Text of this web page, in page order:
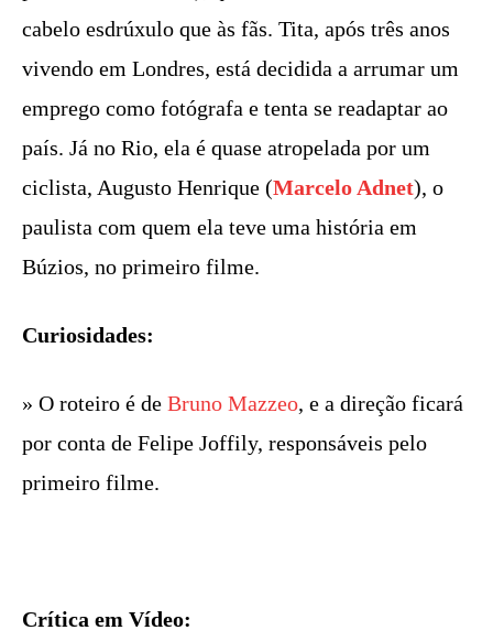
cabelo esdrúxulo que às fãs. Tita, após três anos
vivendo em Londres, está decidida a arrumar um
emprego como fotógrafa e tenta se readaptar ao
país. Já no Rio, ela é quase atropelada por um
ciclista, Augusto Henrique (Marcelo Adnet), o
paulista com quem ela teve uma história em
Búzios, no primeiro filme.
Curiosidades:
» O roteiro é de Bruno Mazzeo, e a direção ficará
por conta de Felipe Joffily, responsáveis pelo
primeiro filme.
Crítica em Vídeo: